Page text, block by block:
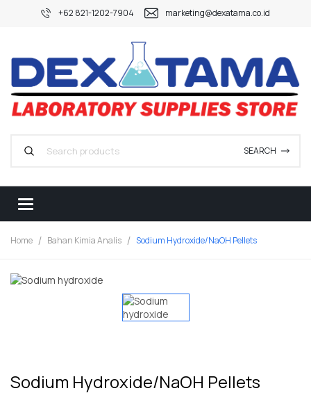
+62 821-1202-7904 marketing@dexatama.co.id
SEARCH
Home Bahan Kimia Analis Sodium Hydroxide/NaOH Pellets
Sodium Hydroxide/NaOH Pellets